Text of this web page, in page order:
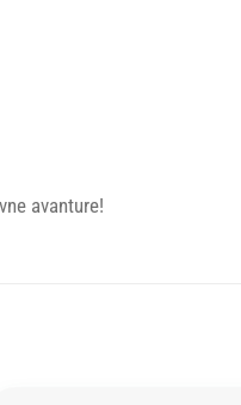
avanture!